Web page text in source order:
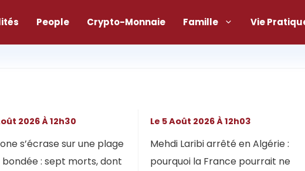
People Crypto-Monnaie Famille Vie
s’écrase sur une plage
bondée : sept morts, dont
2026 À 12h30
Mehdi Laribi arrêté en Algérie :
pourquoi la France pourrait ne
Le 5 Août 2026 À 12h03